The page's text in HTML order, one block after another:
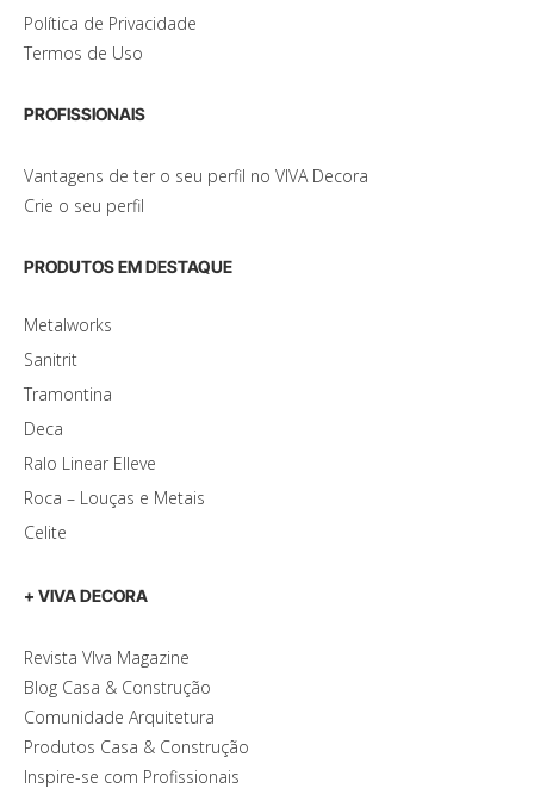
Política de Privacidade
Termos de Uso
PROFISSIONAIS
Vantagens de ter o seu perfil no VIVA Decora
Crie o seu perfil
PRODUTOS EM DESTAQUE
Metalworks
Sanitrit
Tramontina
Deca
Ralo Linear Elleve
Roca – Louças e Metais
Celite
+ VIVA DECORA
Revista VIva Magazine
Blog Casa & Construção
Comunidade Arquitetura
Produtos Casa & Construção
Inspire-se com Profissionais